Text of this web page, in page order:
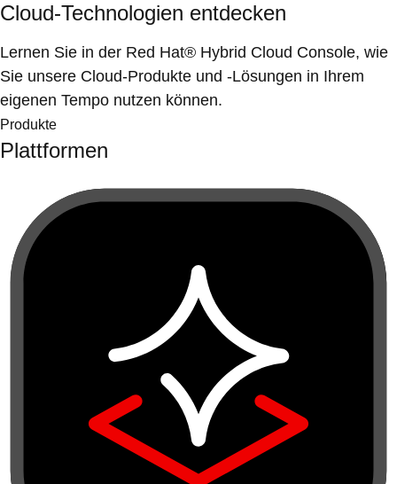
Cloud-Technologien entdecken
Lernen Sie in der Red Hat® Hybrid Cloud Console, wie
Sie unsere Cloud-Produkte und -Lösungen in Ihrem
eigenen Tempo nutzen können.
Produkte
Plattformen